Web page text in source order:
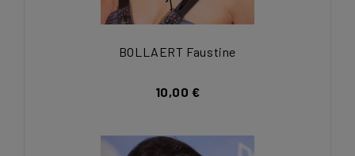
BOLLAERT Faustine
10,00 €